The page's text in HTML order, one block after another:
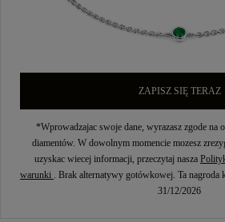
ZAPISZ SIĘ TERAZ
*Wprowadzajac swoje dane, wyrazasz zgode na
diamentów. W dowolnym momencie mozesz
uzyskac wiecej informacji, przeczytaj nasza
warunki . Brak alternatywy gotówkowej. Ta nagroda
31/12/2026